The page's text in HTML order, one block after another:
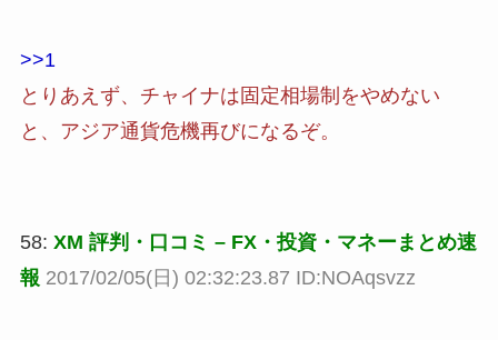
>>1
とりあえず、チャイナは固定相場制をやめない
と、アジア通貨危機再びになるぞ。
58: XM 評判・口コミ – FX・投資・マネーまとめ速
報 2017/02/05(日) 02:32:23.87 ID:NOAqsvzz